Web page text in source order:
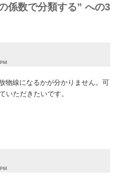
係数で分類する” への3
物線になるかが分かりません。可
いただきたいです。